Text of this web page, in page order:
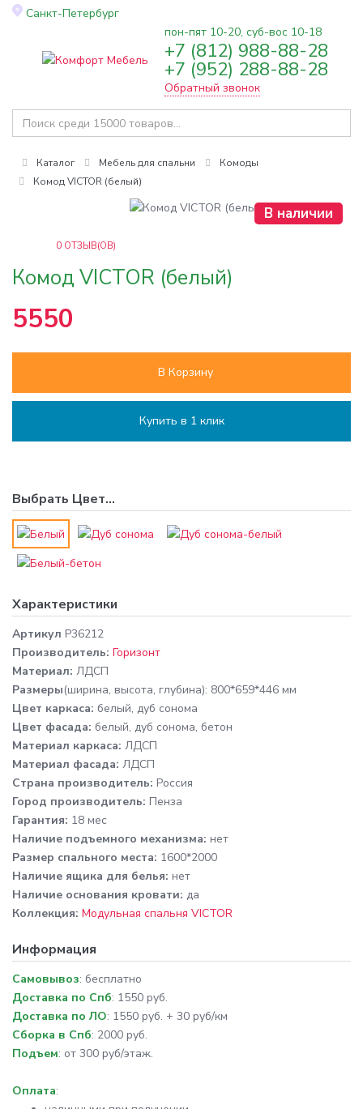
Санкт-Петербург
Toggle
пон-пят 10-20, суб-вос 10-18
+7 (812) 988-88-28
+7 (952) 288-88-28
Обратный звонок
Каталог Мебель для спальни
Комоды
Комод VICTOR (белый)
В наличии
0 ОТЗЫВ(ОВ)
Комод VICTOR (белый)
5550
В Корзину
Купить в 1 клик
Выбрать Цвет...
Характеристики
Артикул P36212
Производитель: Горизонт
Материал: ЛДСП
Размеры(ширина, высота, глубина): 800*659*446 мм
Цвет каркаса: белый, дуб сонома
Цвет фасада: белый, дуб сонома, бетон
Материал каркаса: ЛДСП
Материал фасада: ЛДСП
Cтрана производитель: Россия
Город производитель: Пенза
Гарантия: 18 мес
Наличие подъемного механизма: нет
Размер спального места: 1600*2000
Наличие ящика для белья: нет
Наличие основания кровати: да
Коллекция: Модульная спальня VICTOR
Информация
Самовывоз: бесплатно
Доставка по Спб: 1550 руб.
Доставка по ЛО: 1550 руб. + 30 руб/км
Сборка в Спб: 2000 руб.
Подъем: от 300 руб/этаж.
Оплата: